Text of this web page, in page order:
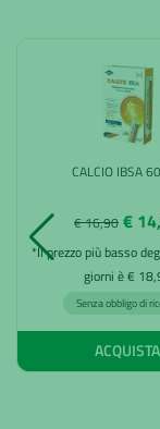
CALCIO IBSA
€ 16,90 €
*Il prezzo più basso
giorni è €
Senza obbligo di
ACQUISTA